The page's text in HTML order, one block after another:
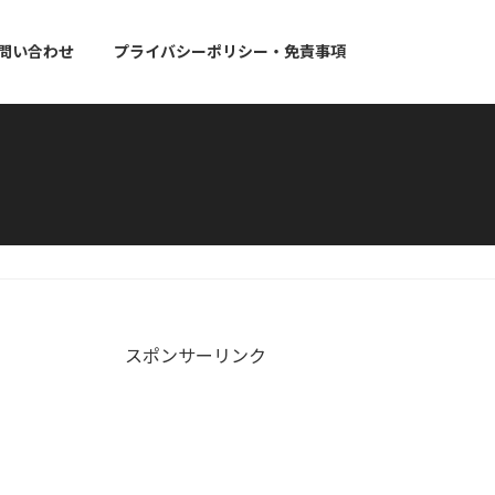
い合わせ プライバシーポリシー・免責事項
スポンサーリンク